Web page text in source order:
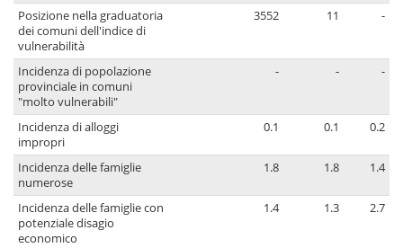
Posizione nella graduatoria
dei comuni dell'indice di
vulnerabilità
3552 11 -
Incidenza di popolazione
provinciale in comuni
"molto vulnerabili"
- - -
Incidenza di alloggi
impropri
0.1 0.1 0.2
Incidenza delle famiglie
numerose
1.8 1.8 1.4
Incidenza delle famiglie con
potenziale disagio
economico
1.4 1.3 2.7